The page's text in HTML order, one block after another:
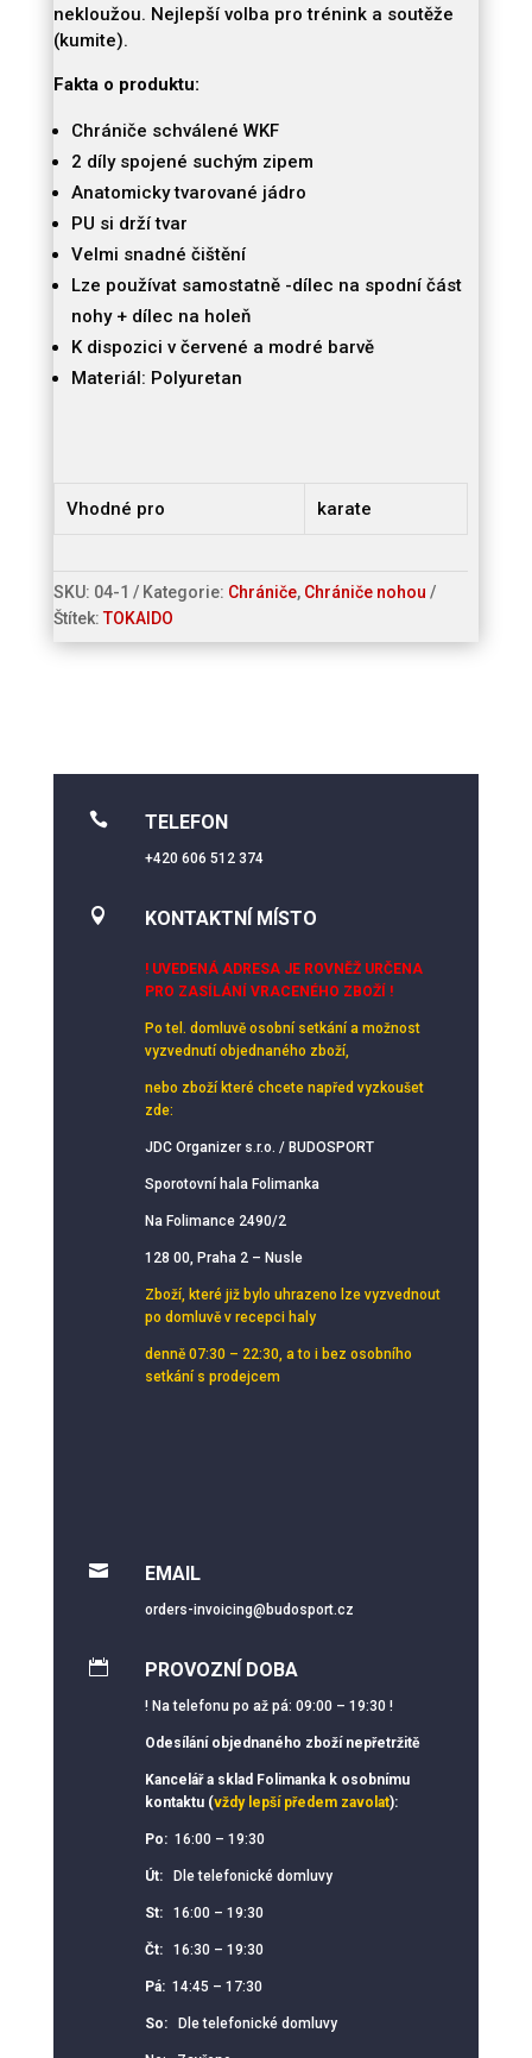
WKF
množství
nekloužou. Nejlepší volba pro trénink a soutěže
(kumite).
Fakta o produktu:
Chrániče schválené WKF
2 díly spojené suchým zipem
Anatomicky tvarované jádro
PU si drží tvar
Velmi snadné čištění
Lze používat samostatně -dílec na spodní část
nohy + dílec na holeň
K dispozici v červené a modré barvě
Materiál: Polyuretan
Vhodné pro karate
SKU: 04-1 Kategorie: Chrániče, Chrániče nohou
Štítek: TOKAIDO
 TELEFON
+420 606 512 374
 KONTAKTNÍ MÍSTO
! UVEDENÁ ADRESA JE ROVNĚŽ URČENA
PRO ZASÍLÁNÍ VRACENÉHO ZBOŽÍ !
Po tel. domluvě osobní setkánía možnost
vyzvednutí objednaného zboží,
nebo zboží které chcete napřed vyzkoušet
zde:
JDC Organizer s.r.o. / BUDOSPORT
Sporotovní hala Folimanka
Na Folimance 2490/2
128 00, Praha 2 – Nusle
Zboží, které již bylo uhrazeno lze vyzvednout
po domluvě v recepci haly
denně 07:30 – 22:30, a to i bez osobního
setkání s prodejcem
 EMAIL
orders-invoicing@budosport.cz
 PROVOZNÍ DOBA
! Na telefonu po až pá: 09:00 – 19:30 !
Odesílání objednaného zboží nepřetržitě
Kancelář a sklad Folimanka k osobnímu
kontaktu (vždy lepší předem zavolat):
Po: 16:00 – 19:30
Út:Dle telefonické domluvy
St: 16:00 – 19:30
Čt: 16:30 – 19:30
Pá:14:45 – 17:30
So: Dle telefonické domluvy